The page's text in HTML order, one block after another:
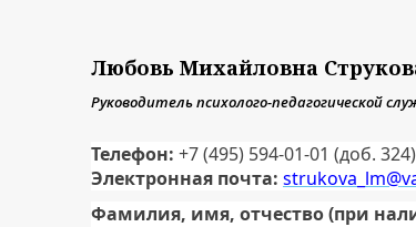
Любовь Михайловна
Руководитель психолого-педагогической
Телефон: +7 (495) 594-01-01 (доб. 324)
Электронная почта:
Фамилия, имя, отчество (при